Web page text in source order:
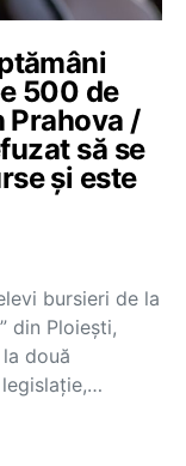
500 de
Prahova /
să se
și este
bursieri de la
din Ploiești,
două